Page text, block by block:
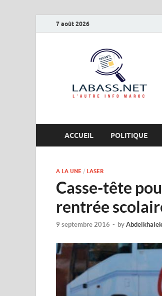
7 août 2026
ACCUEIL POLITIQUE
A LA UNE / LASER
Casse-tête
rentrée
9 septembre 2016 - by